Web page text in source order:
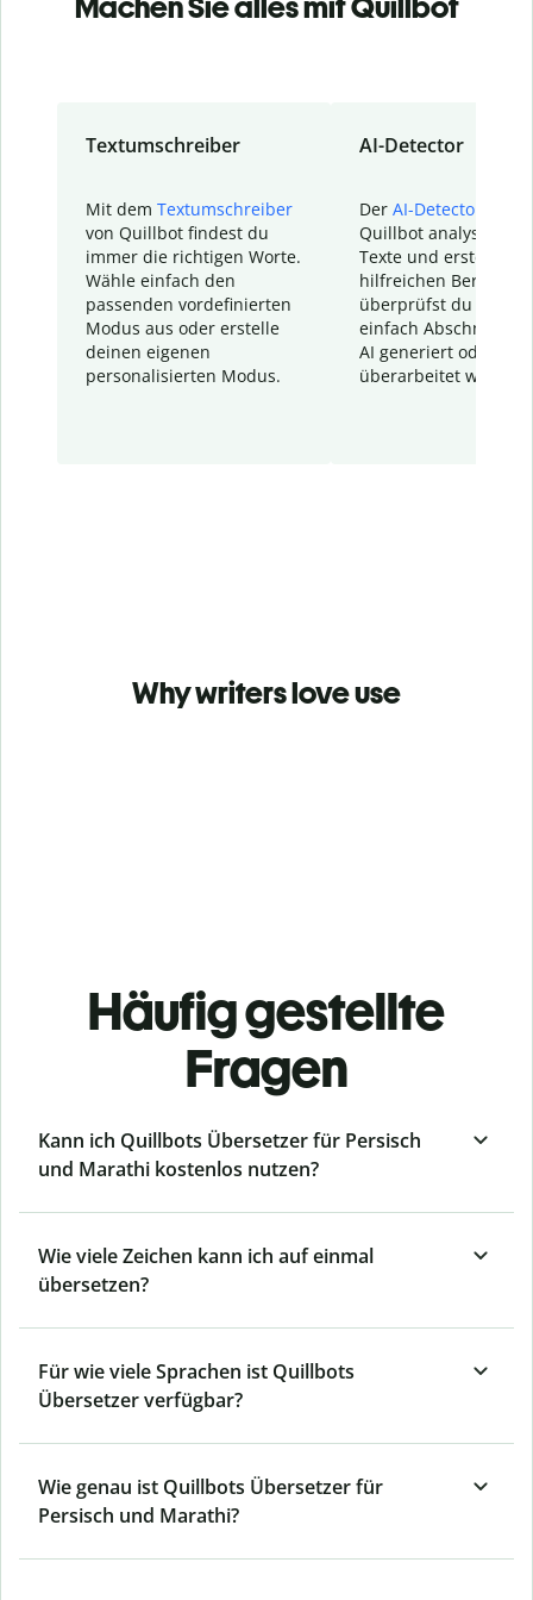
Textumschreiber
Mit dem Textumschreiber
von Quillbot findest du
immer die richtigen Worte.
Wähle einfach den
passenden vordefinierten
Modus aus oder erstelle
deinen eigenen
personalisierten Modus.
AI-Detector
Der AI-Detector
Quillbot analysiert
Texte und erstellt
hilfreichen Bericht.
überprüfst du
einfach Abschnitte,
AI generiert oder
überarbeitet wurden.
Why writers love use
Häufig gestellte
Fragen
Kann ich Quillbots Übersetzer für Persisch
und Marathi kostenlos nutzen?
Wie viele Zeichen kann ich auf einmal
übersetzen?
Für wie viele Sprachen ist Quillbots
Übersetzer verfügbar?
Wie genau ist Quillbots Übersetzer für
Persisch und Marathi?